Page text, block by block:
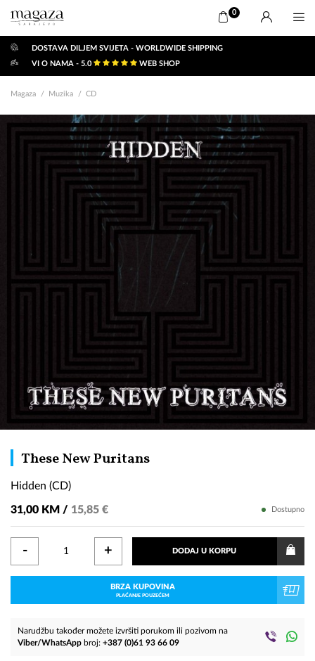
0
DOSTAVA DILJEM SVIJETA - WORLDWIDE SHIPPING
VI O NAMA - 5.0
WEB SHOP
Magaza Muzika CD
These New PuritansHidden
Hidden (CD)
31,00 KM / 15,85 € Dostupno
- + DODAJ U KORPU
BRZA KUPOVINA
PLAĆANJE POUZEĆEM
Narudžbu također možete izvršiti porukom ili pozivom na
Viber/WhatsApp broj: +387 (0)61 93 66 09